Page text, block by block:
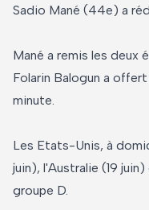
Sadio Mané (44e) a
Mané a remis les deux
Folarin Balogun a
minute.
Les Etats-Unis, à
juin), l'Australie (19
groupe D.